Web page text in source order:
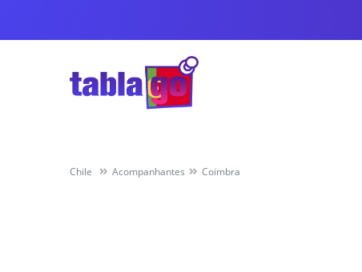
Chile Acompanhantes Coimbra